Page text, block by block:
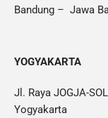
Bandung – Jawa
YOGYAKARTA
Jl. Raya JOGJA-
Yogyakarta